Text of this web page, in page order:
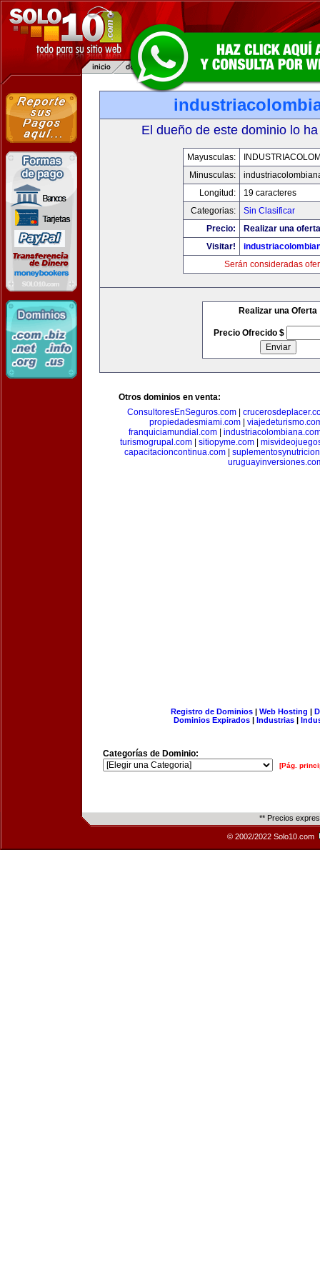
El dueño de este dominio lo
Mayusculas:
Minusculas:
Longitud:
19 caracteres
Categorias:
Sin Clasificar
Precio:
Realizar una
Visitar!
Serán consideradas
Realizar una Oferta
Precio Ofrecido $
Otros dominios en venta:
ConsultoresEnSeguros.com|
propiedadesmiami.com|
franquiciamundial.com
turismogrupal.com
sitiopyme.com
capacitacioncontinua.com
Registro de Dominios| Web Hosting |
Dominios Expirados | Industrias |
Categorías de Dominio:
[Pág.
** Precios
© 2002/2022 Solo10.com